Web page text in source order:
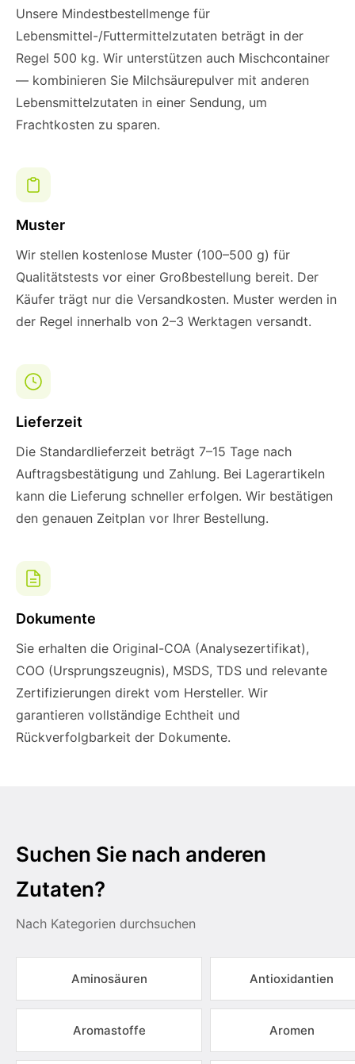
Unsere Mindestbestellmenge für
Lebensmittel-/Futtermittelzutaten beträgt in der
Regel 500 kg. Wir unterstützen auch Mischcontainer
— kombinieren Sie Milchsäurepulver mit anderen
Lebensmittelzutaten in einer Sendung, um
Frachtkosten zu sparen.
Muster
Wir stellen kostenlose Muster (100–500 g) für
Qualitätstests vor einer Großbestellung bereit. Der
Käufer trägt nur die Versandkosten. Muster werden in
der Regel innerhalb von 2–3 Werktagen versandt.
Lieferzeit
Die Standardlieferzeit beträgt 7–15 Tage nach
Auftragsbestätigung und Zahlung. Bei Lagerartikeln
kann die Lieferung schneller erfolgen. Wir bestätigen
den genauen Zeitplan vor Ihrer Bestellung.
Dokumente
Sie erhalten die Original-COA (Analysezertifikat),
COO (Ursprungszeugnis), MSDS, TDS und relevante
Zertifizierungen direkt vom Hersteller. Wir
garantieren vollständige Echtheit und
Rückverfolgbarkeit der Dokumente.
Suchen Sie nach anderen
Zutaten?
Nach Kategorien durchsuchen
Aminosäuren Antioxidantien
Aromastoffe Aromen